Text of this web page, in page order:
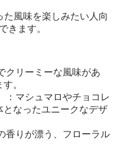
風味を楽しみたい人向
きます。
リーミーな風味があ
。
マシュマロやチョコレ
なったユニークなデザ
りが漂う、フローラル